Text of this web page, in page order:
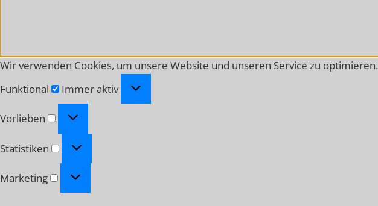
Wir verwenden Cookies, um unsere Website und unseren Service zu optimieren.
Funktional
Funktional
Immer aktiv
Vorlieben Vorlieben
Statistiken Statistiken
Marketing Marketing